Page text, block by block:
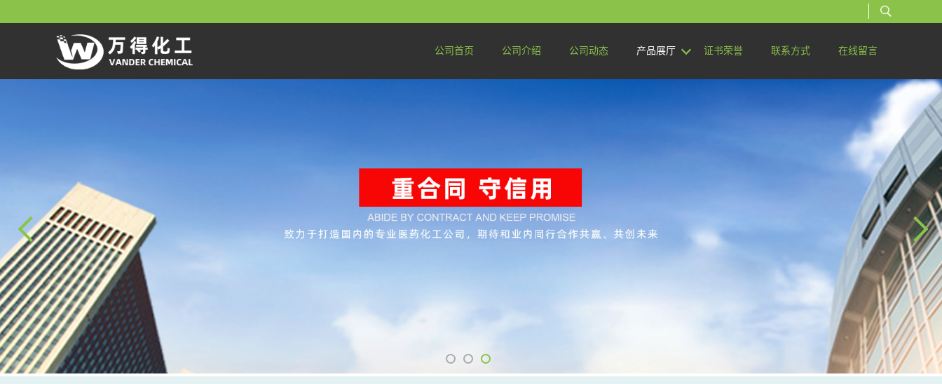
公司首页 公司介绍 公司动态 产品展厅 证书荣誉 联系方式 在线留言